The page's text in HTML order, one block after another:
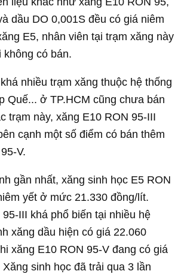
dầu DO 0,001S đều có giá niêm
E5, nhân viên tại trạm xăng này
không có bán.
nhiều trạm xăng thuộc hệ thống
Quế... ở TP.HCM cũng chưa bán
trạm này, xăng E10 RON 95-III
cạnh một số điểm có bán thêm
V.
gần nhất, xăng sinh học E5 RON
yết ở mức 21.330 đồng/lít.
III khá phổ biến tại nhiều hệ
xăng dầu hiện có giá 22.060
xăng E10 RON 95-V đang có giá
sinh học đã trải qua 3 lần